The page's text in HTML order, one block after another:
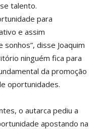
talento.
para
e assim
disse Joaquim
ninguém fica para
da promoção
oportunidades.
o autarca pediu a
apostando na